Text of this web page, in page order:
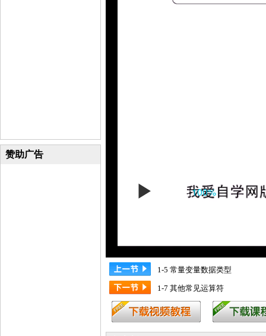
赞助广告
1-5 常量变量数据类型
1-7 其他常见运算符